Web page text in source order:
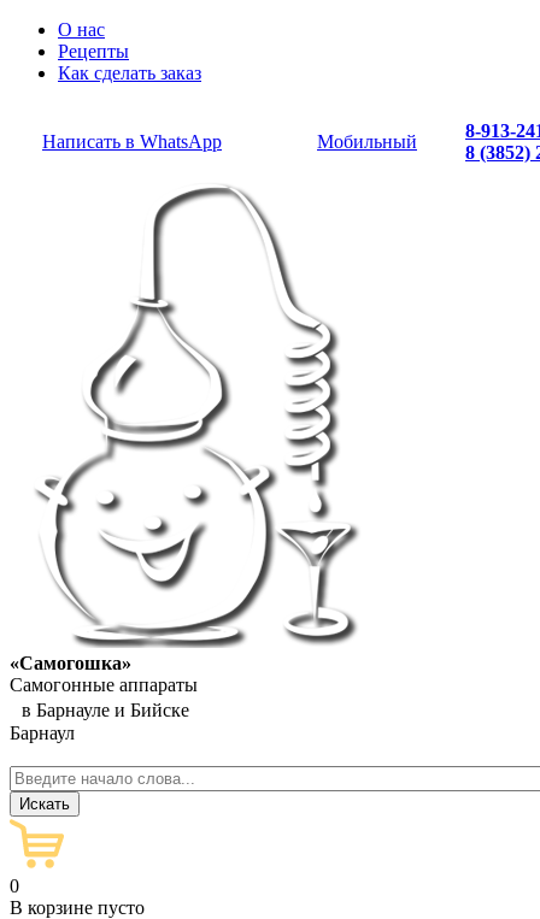
О нас
Рецепты
Как сделать заказ
Написать в WhatsApp Мобильный
8-913-
8 (3852)
«Самогошка»
Самогонные аппараты
в Барнауле и Бийске
Барнаул
0
В корзине пусто